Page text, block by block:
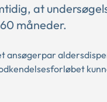
at
måneder.
ansøgerpar